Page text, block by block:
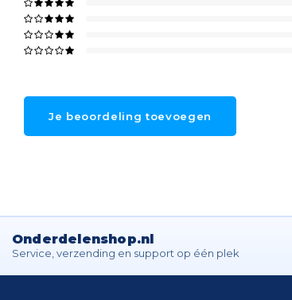
Je beoordeling toevoegen
Onderdelenshop.nl
Service, verzending en support op één plek